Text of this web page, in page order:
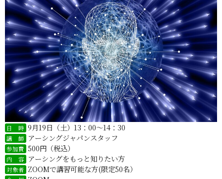
日 時 9月19日（土）13：00～14：30
講 師 アーシングジャパンスタッフ
参加費 500円（税込）
内 容 アーシングをもっと知りたい方
対象者 ZOOMで講習可能な方(限定50名）